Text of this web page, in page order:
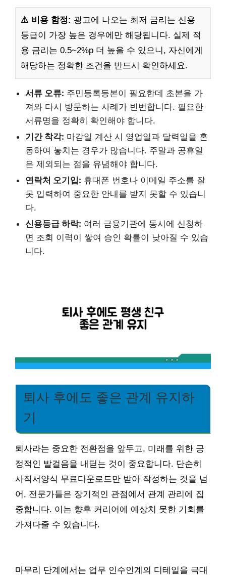
⚠️ 비용 함정: 광고에 나오는 최저 금리는 신용
등급이 가장 높은 경우에만 해당됩니다. 실제 적
용 금리는 0.5~2%p 더 높을 수 있으니, 자신에게
해당하는 정확한 조건을 반드시 확인하세요.
서류 오류: 주민등록등본이 필요한데 초본을 가
져와 다시 방문하는 사례가 빈번합니다. 필요한
서류명을 정확히 확인해야 합니다.
기간 착각: 마감일 계산 시 영업일과 달력일을 혼
동하여 놓치는 경우가 많습니다. 주말과 공휴일
은 제외되는 점을 유념해야 합니다.
연락처 오기입: 휴대폰 번호나 이메일 주소를 잘
못 입력하여 중요한 안내를 받지 못할 수 있습니
다.
신용등급 하락: 여러 금융기관에 동시에 신청하
면 조회 이력이 쌓여 승인 확률이 낮아질 수 있습
니다.
퇴사 후에도 좋은 관계 유지하
기
퇴사라는 중요한 전환점을 앞두고, 미래를 위한 긍
정적인 발걸음을 내딛는 것이 중요합니다. 단순히
사직서양식 무료다운로드만 받아 작성하는 것을 넘
어, 전문가들은 장기적인 관점에서 관계 관리에 집
중합니다. 이는 향후 커리어에 예상치 못한 기회를
가져다줄 수 있습니다.
마무리 단계에서는 업무 인수인계의 디테일을 극대